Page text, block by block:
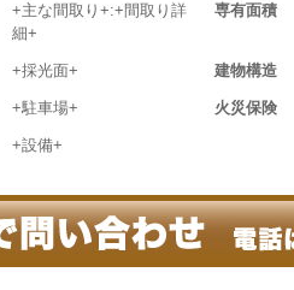
+主な間取り+:+間取り詳
細+
専有面積
+採光面+ 建物構造
+駐車場+ 火災保険
+設備+